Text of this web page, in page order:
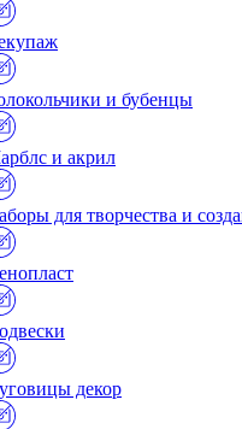
и бубенцы
и акрил
для творчества и
декор